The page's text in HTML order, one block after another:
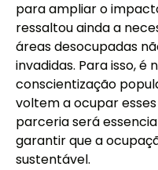
para ampliar o
ressaltou ainda a
áreas desocupadas
invadidas. Para isso,
conscientização
voltem a ocupar esses
parceria será
garantir que a
sustentável.